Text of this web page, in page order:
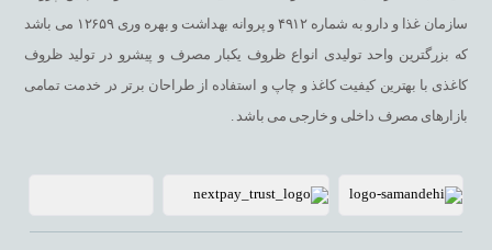
سازمان غذا و دارو به شماره ۴۹۱۲ و پروانه بهداشت و بهره وری ۱۲۶۵۹ می باشد
که بزرگترین واحد تولیدی انواع ظروف یکبار مصرف و پیشرو در تولید ظروف
کاغذی با بهترین کیفیت کاغذ و چاپ و استفاده از طراحان برتر در خدمت تمامی
بازارهای مصرف داخلی و خارجی می باشد .